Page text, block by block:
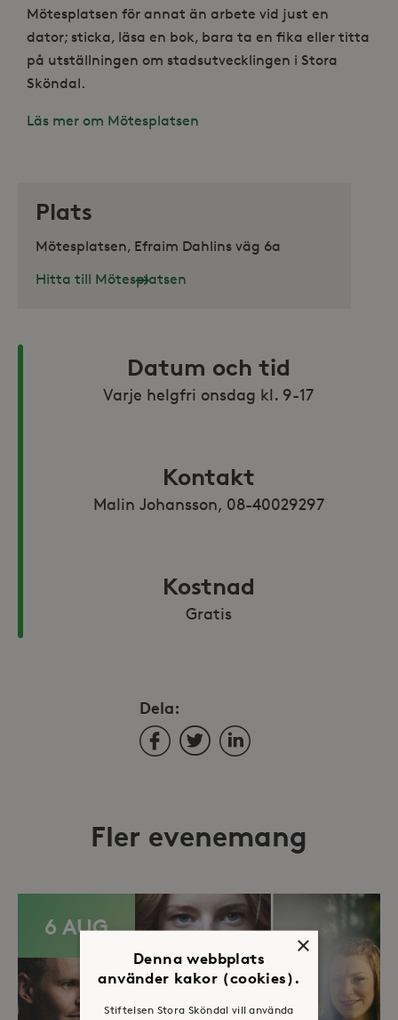
Mötesplatsen för annat än arbete vid just en
dator; sticka, läsa en bok, bara ta en fika eller titta
på utställningen om stadsutvecklingen i Stora
Sköndal.
Läs mer om Mötesplatsen
Plats
Mötesplatsen, Efraim Dahlins väg 6a
Hitta till Mötesplatsen
Datum och tid
Varje helgfri onsdag kl. 9-17
Kontakt
Malin Johansson, 08-40029297
Kostnad
Gratis
Dela:
FacebookTwitterLinkedIn
Fler evenemang
6 AUG
×
Denna webbplats
använder kakor (cookies).
Stiftelsen Stora Sköndal vill använda